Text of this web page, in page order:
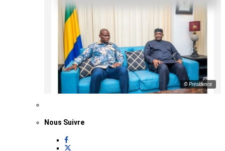
© Présidence
Nous Suivre